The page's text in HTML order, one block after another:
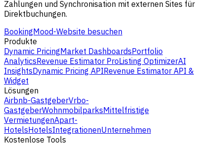
Zahlungen und Synchronisation mit externen Sites für
Direktbuchungen.
BookingMood-Website besuchen
Produkte
Dynamic PricingMarket DashboardsPortfolio
AnalyticsRevenue Estimator ProListing OptimizerAI
InsightsDynamic Pricing APIRevenue Estimator API &
Widget
Lösungen
Airbnb-GastgeberVrbo-
GastgeberWohnmobilparksMittelfristige
VermietungenApart-
HotelsHotelsIntegrationenUnternehmen
Kostenlose Tools